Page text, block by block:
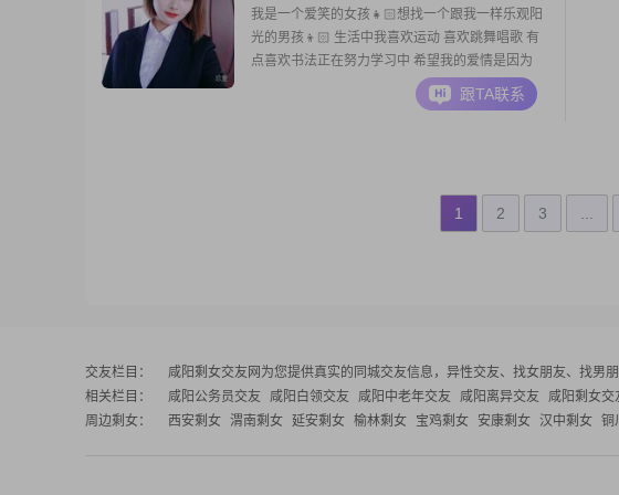
我是一个爱笑的女孩👧🏻想找一个跟我一样乐观阳
光的男孩👦🏻 生活中我喜欢运动 喜欢跳舞唱歌 有
点喜欢书法正在努力学习中 希望我的爱情是因为
跟TA联系
1 2 3
交友栏目： 咸阳剩女交友网 为您提供真实的同城交友信息，异性交友、找女朋友、找男
相关栏目：
咸阳公务员交友 咸阳白领交友 咸阳中老年交友 咸阳离异交友 咸阳剩女交
周边剩女：
西安剩女 渭南剩女 延安剩女 榆林剩女 宝鸡剩女 安康剩女 汉中剩女 铜